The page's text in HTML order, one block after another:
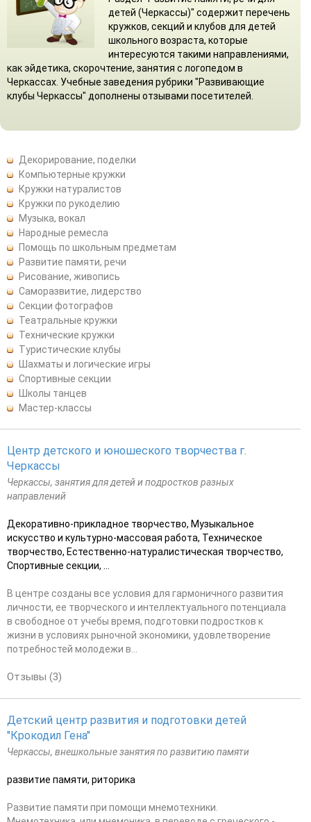
детей (Черкассы)" содержит перечень
кружков, секций и клубов для детей
школьного возраста, которые
интересуются такими направлениями,
как эйдетика, скорочтение, занятия с логопедом в
Черкассах. Учебные заведения рубрики "Развивающие
клубы Черкассы" дополнены отзывами посетителей.
Декорирование, поделки
Компьютерные кружки
Кружки натуралистов
Кружки по рукоделию
Музыка, вокал
Народные ремесла
Помощь по школьным предметам
Развитие памяти, речи
Рисование, живопись
Саморазвитие, лидерство
Секции фотографов
Театральные кружки
Технические кружки
Туристические клубы
Шахматы и логические игры
Спортивные секции
Школы танцев
Мастер-классы
Центр детского и юношеского творчества г.
Черкассы
Черкассы, занятия для детей и подростков разных
направлений
Декоративно-прикладное творчество, Музыкальное
искусство и культурно-массовая работа, Техническое
творчество, Естественно-натуралистическая творчество,
Спортивные секции, ...
В центре созданы все условия для гармоничного развития
личности, ее творческого и интеллектуального потенциала
в свободное от учебы время, подготовки подростков к
жизни в условиях рыночной экономики, удовлетворение
потребностей молодежи в...
Отзывы (3)
Детский центр развития и подготовки детей
"Крокодил Гена"
Черкассы, внешкольные занятия по развитию памяти
развитие памяти, риторика
Развитие памяти при помощи мнемотехники.